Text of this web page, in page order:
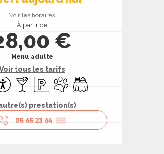
Voir les horaires
À partir de
€
Menu adulte
Voir tous les tarifs
Bar / Buvette
ParkingAnimaux acceptés
Banquet
autre(s) prestation(s)
05 65 23 64 ▒▒